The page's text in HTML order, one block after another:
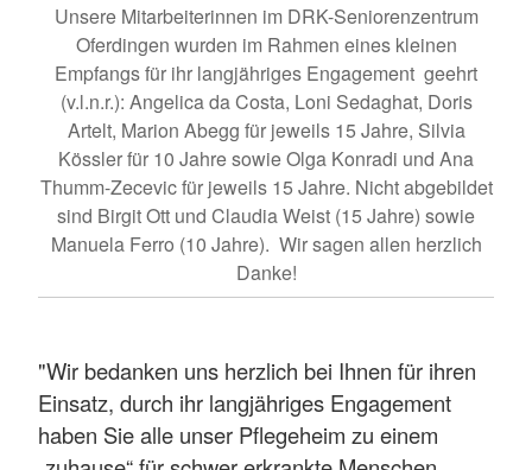
Unsere Mitarbeiterinnen im DRK-Seniorenzentrum
Oferdingen wurden im Rahmen eines kleinen
Empfangs für ihr langjähriges Engagement geehrt
(v.l.n.r.): Angelica da Costa, Loni Sedaghat, Doris
Artelt, Marion Abegg für jeweils 15 Jahre, Silvia
Kössler für 10 Jahre sowie Olga Konradi und Ana
Thumm-Zecevic für jeweils 15 Jahre. Nicht abgebildet
sind Birgit Ott und Claudia Weist (15 Jahre) sowie
Manuela Ferro (10 Jahre). Wir sagen allen herzlich
Danke!
"Wir bedanken uns herzlich bei Ihnen für ihren
Einsatz, durch ihr langjähriges Engagement
haben Sie alle unser Pflegeheim zu einem